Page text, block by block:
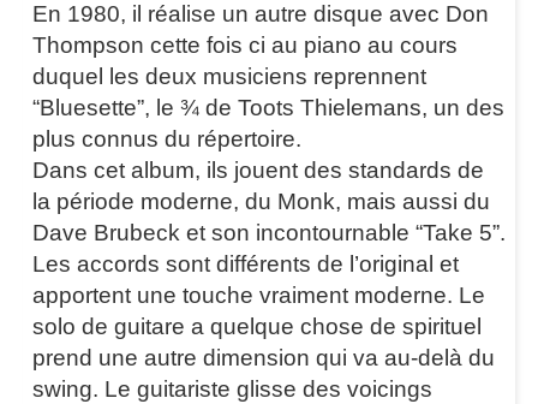
En 1980, il réalise un autre disque avec Don
Thompson cette fois ci au piano au cours
duquel les deux musiciens reprennent
“Bluesette”, le ¾ de Toots Thielemans, un des
plus connus du répertoire.
Dans cet album, ils jouent des standards de
la période moderne, du Monk, mais aussi du
Dave Brubeck et son incontournable “Take 5”.
Les accords sont différents de l’original et
apportent une touche vraiment moderne. Le
solo de guitare a quelque chose de spirituel
prend une autre dimension qui va au-delà du
swing. Le guitariste glisse des voicings